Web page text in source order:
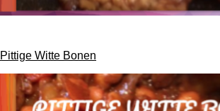
Pittige Witte Bonen